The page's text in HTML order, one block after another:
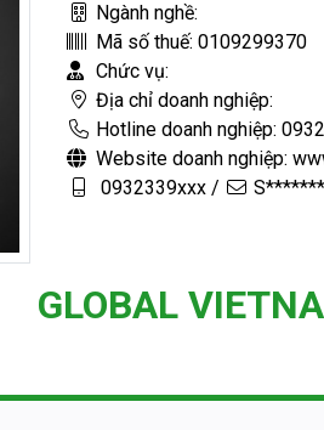
Ngành nghề:
Mã số thuế: 0109299370
Chức vụ:
Địa chỉ doanh nghiệp:
Hotline doanh nghiệp:
Website doanh nghiệp:
0932339xxx /
GLOBAL